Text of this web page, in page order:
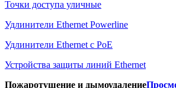
Точки доступа уличные
Удлинители Ethernet Powerline
Удлинители Ethernet с PoE
Устройства защиты линий Ethernet
Пожаротушение и дымоудаление